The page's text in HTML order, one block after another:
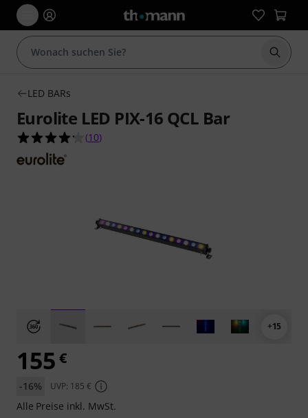
Suche
LED BARs
Eurolite LED PIX-16 QCL Bar
4.2 von 5 Sternen aus 10 Kundenbewertungen
(10)
+15
155 €
-16% UVP: 185 €
Alle Preise inkl. MwSt.